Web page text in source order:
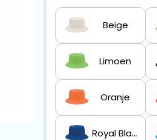
Beige
Limoen
Oranje
Royal Blauw